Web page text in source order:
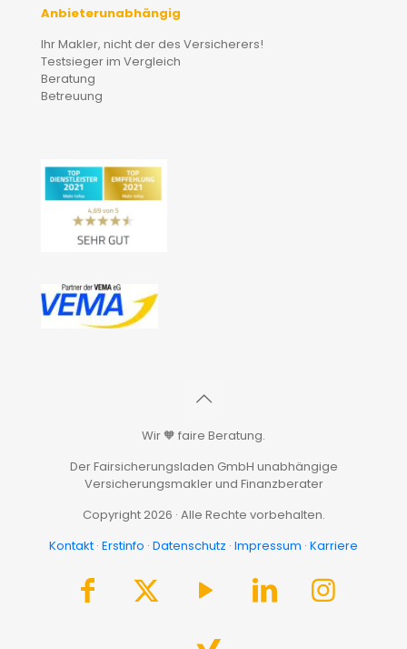
Anbieterunabhängig
Ihr Makler, nicht der des Versicherers!
Testsieger im Vergleich
Beratung
Betreuung
Wir 🧡 faire Beratung.
Der Fairsicherungsladen GmbH unabhängige
Versicherungsmakler und Finanzberater
Copyright 2026 · Alle Rechte vorbehalten.
Kontakt · Erstinfo · Datenschutz · Impressum · Karriere